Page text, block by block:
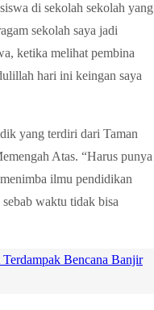
di sekolah sekolah yang
sekolah saya jadi
ketika melihat pembina
hari ini keingan saya
yang terdiri dari Taman
Atas. “Harus punya
ilmu pendidikan
waktu tidak bisa
Bencana Banjir